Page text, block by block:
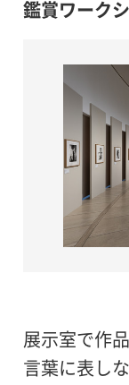
鑑賞ワークシ
展示室で作
言葉に表し